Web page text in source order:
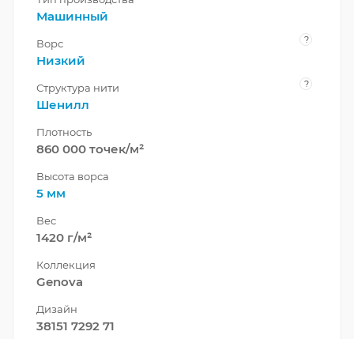
Машинный
Ворс ?
Низкий
Структура нити ?
Шенилл
Плотность
860 000 точек/м²
Высота ворса
5 мм
Вес
1420 г/м²
Коллекция
Genova
Дизайн
38151 7292 71